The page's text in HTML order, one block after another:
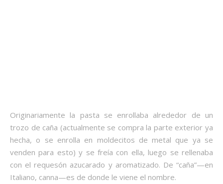
Originariamente la pasta se enrollaba alrededor de un
trozo de caña (actualmente se compra la parte exterior ya
hecha, o se enrolla en moldecitos de metal que ya se
venden para esto) y se freía con ella, luego se rellenaba
con el requesón azucarado y aromatizado. De “caña”—en
Italiano, canna—es de donde le viene el nombre.